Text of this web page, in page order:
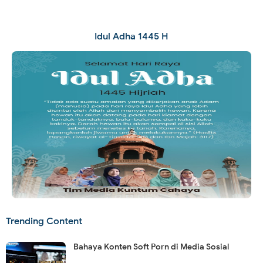
Idul Adha 1445 H
Trending Content
Bahaya Konten Soft Porn di Media Sosial